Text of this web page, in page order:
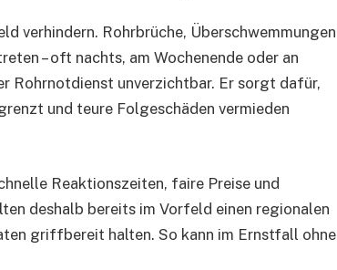
verhindern. Rohrbrüche, Überschwemmungen
– oft nachts, am Wochenende oder an
Rohrnotdienst unverzichtbar. Er sorgt dafür,
und teure Folgeschäden vermieden
Reaktionszeiten, faire Preise und
deshalb bereits im Vorfeld einen regionalen
griffbereit halten. So kann im Ernstfall ohne